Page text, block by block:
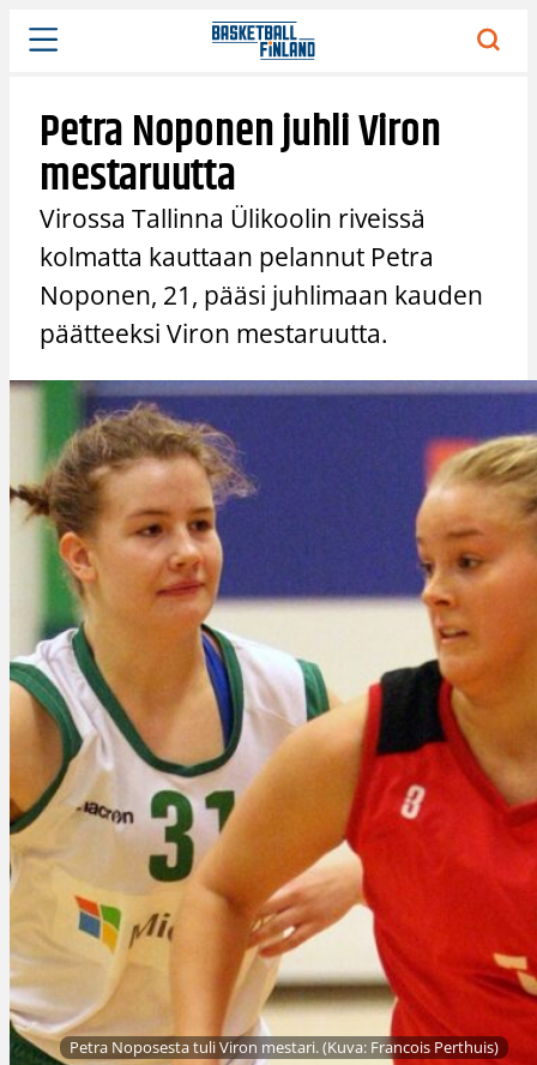
Siirry
sisältöön
Petra Noponen juhli Viron
mestaruutta
Virossa Tallinna Ülikoolin riveissä
kolmatta kauttaan pelannut Petra
Noponen, 21, pääsi juhlimaan kauden
päätteeksi Viron mestaruutta.
Petra Noposesta tuli Viron mestari. (Kuva: Francois Perthuis)